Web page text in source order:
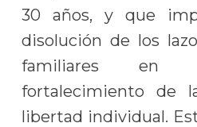
30 años, y que
disolución de los
familiares en
fortalecimiento de
libertad individual.